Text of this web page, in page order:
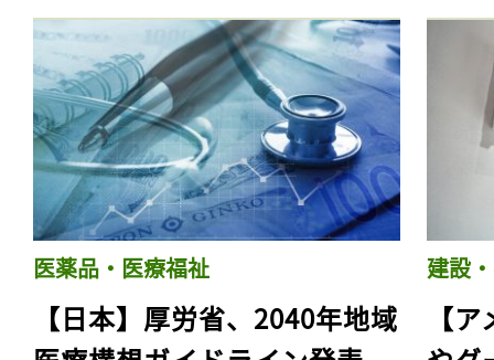
医薬品・医療福祉
【日本】厚労省、2040年地域
建設
【